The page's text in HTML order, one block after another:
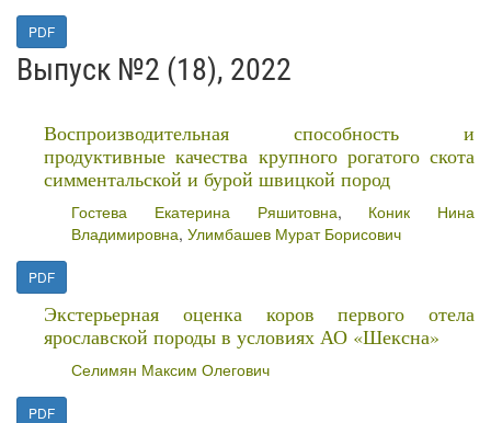
PDF
Выпуск №2 (18), 2022
Воспроизводительная способность и
продуктивные качества крупного рогатого скота
симментальской и бурой швицкой пород
Гостева Екатерина Ряшитовна, Коник Нина
Владимировна, Улимбашев Мурат Борисович
PDF
Экстерьерная оценка коров первого отела
ярославской породы в условиях АО «Шексна»
Селимян Максим Олегович
PDF